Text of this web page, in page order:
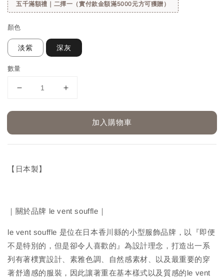
五千滿額禮｜二擇一（實付款金額滿5000元方可獲贈）
顏色
淡紫 深灰
數量
加入購物車
【日本製】
｜關於品牌 le vent souffle｜
le vent souffle 是位在日本香川縣的小型服飾品牌，以『即便
不是特別的，但是卻令人喜歡的』為設計理念，打造出一系
列有著樸實設計、素雅色調、自然感素材、以及最重要的穿
著舒適感的服裝，因此讓著重在基本樣式以及質感的le vent